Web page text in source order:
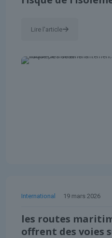
Lire l'article
International 19 mars 2026
les routes
offrent des voies